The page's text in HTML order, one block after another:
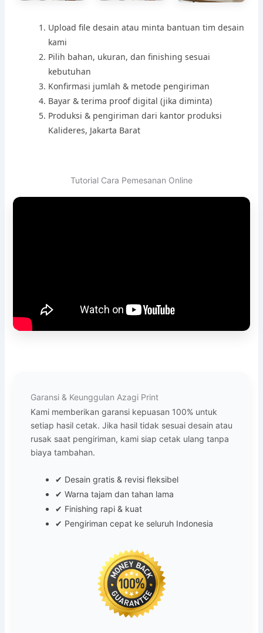
Upload file desain atau minta bantuan tim desain
kami
Pilih bahan, ukuran, dan finishing sesuai
kebutuhan
Konfirmasi jumlah & metode pengiriman
Bayar & terima proof digital (jika diminta)
Produksi & pengiriman dari kantor produksi
Kalideres, Jakarta Barat
Tutorial Cara Pemesanan Online
Garansi & Keunggulan Azagi Print
Kami memberikan garansi kepuasan 100% untuk
setiap hasil cetak. Jika hasil tidak sesuai desain atau
rusak saat pengiriman, kami siap cetak ulang tanpa
biaya tambahan.
✔ Desain gratis & revisi fleksibel
✔ Warna tajam dan tahan lama
✔ Finishing rapi & kuat
✔ Pengiriman cepat ke seluruh Indonesia